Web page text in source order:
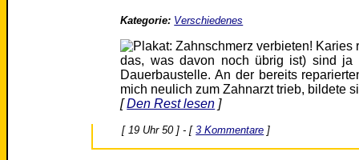
Kategorie: Verschiedenes
das, was davon noch übrig ist) sind ja
Dauerbaustelle. An der bereits
mich neulich zum Zahnarzt trieb, bildete
[Den Rest lesen ]
[ 19 Uhr 50 ] - [3 Kommentare ]